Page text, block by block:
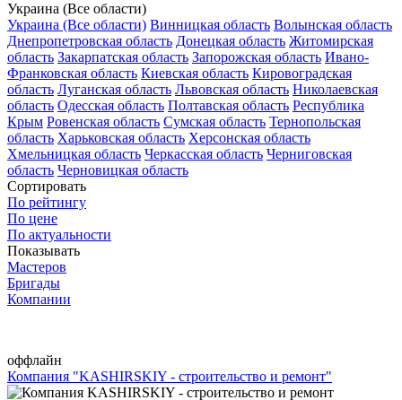
Украина (Все области)
Украина (Все области) Винницкая область Волынская область
Днепропетровская область Донецкая область Житомирская
область Закарпатская область Запорожская область Ивано-
Франковская область Киевская область Кировоградская
область Луганская область Львовская область Николаевская
область Одесская область Полтавская область Республика
Крым Ровенская область Сумская область Тернопольская
область Харьковская область Херсонская область
Хмельницкая область Черкасская область Черниговская
область Черновицкая область
Сортировать
По рейтингу
По цене
По актуальности
Показывать
Мастеров
Бригады
Компании
оффлайн
Компания "KASHIRSKIY - строительство и ремонт"